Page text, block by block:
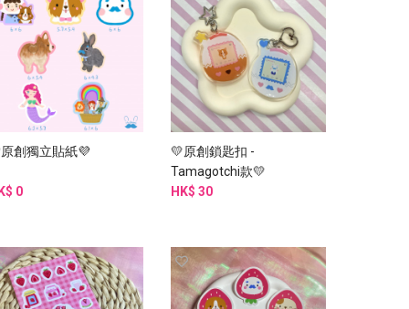
創獨立貼紙💜
0
💛原創鎖匙扣 -
Tamagotchi款💛
HK$ 30